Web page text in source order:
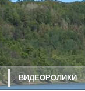
ВИДЕОРОЛИКИ